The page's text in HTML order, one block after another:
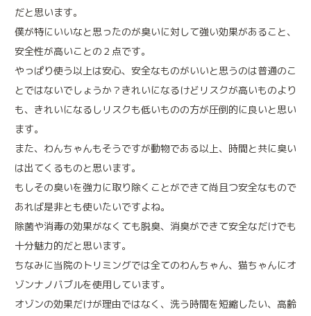
アニマルプラスの特別なメディカルケア
アニマルドック
ペットの健康維持も人と同じです
免疫細胞療法
免疫本来の力を高める治療法です
鎮痛療法
痛みと不安を緩和する治療法です
だと思います。
僕が特にいいなと思ったのが臭いに対して強い効果があること、
安全性が高いことの２点です。
やっぱり使う以上は安心、安全なものがいいと思うのは普通のこ
とではないでしょうか？きれいになるけどリスクが高いものより
も、きれいになるしリスクも低いものの方が圧倒的に良いと思い
ます。
また、わんちゃんもそうですが動物である以上、時間と共に臭い
は出てくるものと思います。
もしその臭いを強力に取り除くことができて尚且つ安全なもので
あれば是非とも使いたいですよね。
除菌や消毒の効果がなくても脱臭、消臭ができて安全なだけでも
十分魅力的だと思います。
ちなみに当院のトリミングでは全てのわんちゃん、猫ちゃんにオ
ゾンナノバブルを使用しています。
オゾンの効果だけが理由ではなく、洗う時間を短縮したい、高齢